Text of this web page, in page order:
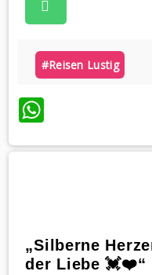
#reisen Lustig
WhatsApp
„Silberne
der Liebe 💓❤️“